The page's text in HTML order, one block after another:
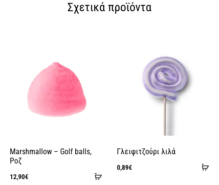
Σχετικά προϊόντα
Προσθήκη
Marshmallow – Golf balls,
Ροζ
12,90€
Γλειφιτζούρι λιλά
0,89€